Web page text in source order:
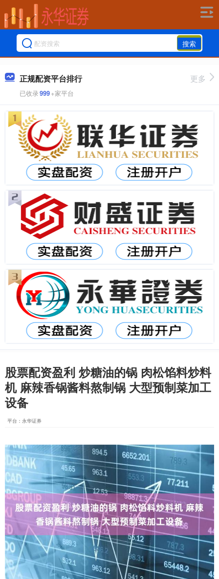
搜索
正规配资平台排行
已收录999+家平台
更多
股票配资盈利 炒糖油的锅 肉松馅料炒料
机 麻辣香锅酱料熬制锅 大型预制菜加工
设备
平台：永华证券